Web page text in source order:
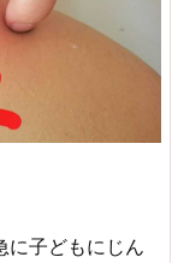
に子どもにじん